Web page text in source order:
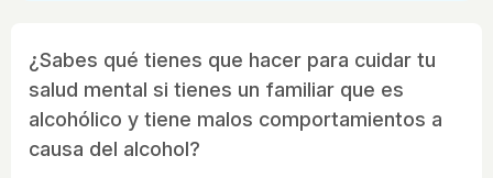
¿Sabes qué tienes que hacer para cuidar tu
salud mental si tienes un familiar que es
alcohólico y tiene malos comportamientos a
causa del alcohol?